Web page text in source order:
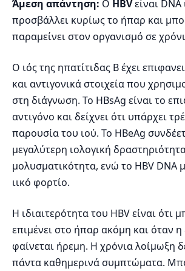
Άμεση απάντηση: Ο HBVείναι DNA
προσβάλλει κυρίως το ήπαρ και
παραμείνει στον οργανισμό σε
Ο ιός της ηπατίτιδας Β έχει
και αντιγονικά στοιχεία που
στη διάγνωση. Το HBsAg είναι το
αντιγόνο και δείχνει ότι υπάρχει
παρουσία του ιού. Το HBeAg
μεγαλύτερη ιολογική
μολυσματικότητα, ενώ το HBV DNA
ιικό φορτίο.
Η ιδιαιτερότητα του HBV είναι ότι
επιμένει στο ήπαρ ακόμη και όταν η
φαίνεται ήρεμη. Η χρόνια λοίμωξη
πάντα καθημερινά συμπτώματα.